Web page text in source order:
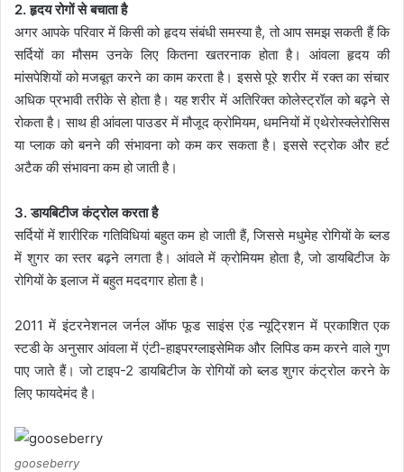
2. हृदय रोगों से बचाता है
अगर आपके परिवार में किसी को हृदय संबंधी समस्‍या है, तो आप समझ सकती हैं कि
सर्दियों का मौसम उनके लिए कितना खतरनाक होता है। आंवला हृदय की
मांसपेशियों को मजबूत करने का काम करता है। इससे पूरे शरीर में रक्त का संचार
अधिक प्रभावी तरीके से होता है। यह शरीर में अतिरिक्त कोलेस्ट्रॉल को बढ़ने से
रोकता है। साथ ही आंवला पाउडर में मौजूद क्रोमियम, धमनियों में एथेरोस्क्लेरोसिस
या प्लाक को बनने की संभावना को कम कर सकता है। इससे स्ट्रोक और हर्ट
अटैक की संभावना कम हो जाती है।
3. डायबिटीज कंट्रोल करता है
सर्दियों में शारीरिक गतिविधियां बहुत कम हो जाती हैं, जिससे मधुमेह रोगियों के ब्‍लड
में शुगर का स्‍तर बढ़ने लगता है। आंवले में क्रोमियम होता है, जो डायबिटीज के
रोगियों के इलाज में बहुत मददगार होता है।
2011 में इंटरनेशनल जर्नल ऑफ फूड साइंस एंड न्यूट्रिशन में प्रकाशित एक
स्टडी के अनुसार आंवला में एंटी-हाइपरग्लाइसेमिक और लिपिड कम करने वाले गुण
पाए जाते हैं। जो टाइप-2 डायबिटीज के रोगियों को ब्लड शुगर कंट्रोल करने के
लिए फायदेमंद है।
gooseberry